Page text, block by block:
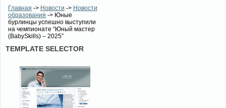
Главная -> Новости -> Новости
образования -> Юные
бурлинцы успешно выступили
на чемпионате “Юный мастер
(BabySkills) – 2025”
TEMPLATE SELECTOR